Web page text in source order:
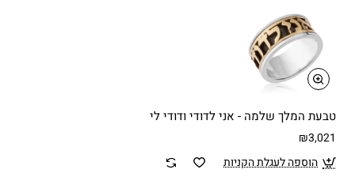
טבעת המלך שלמה - אני לדודי ודודי לי
₪3,021
הוספה לעגלת הקניות